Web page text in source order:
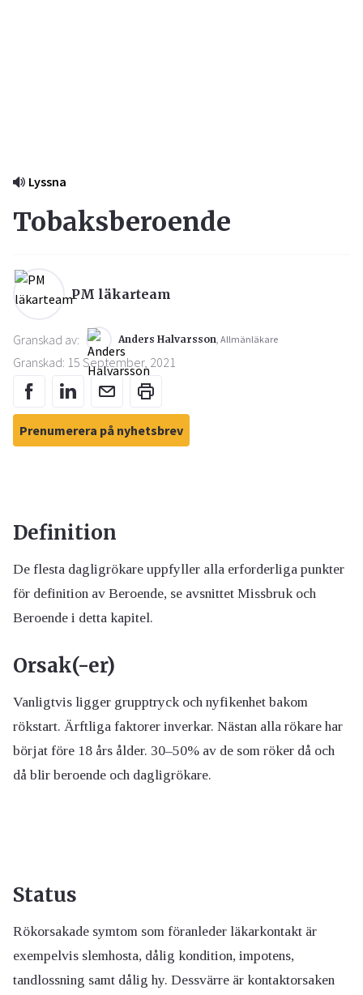
Lyssna
Tobaksberoende
PM läkarteam
Granskad av: Anders Halvarsson, Allmänläkare
Granskad: 15 September, 2021
Prenumerera på nyhetsbrev
Definition
De flesta dagligrökare uppfyller alla erforderliga punkter
för definition av Beroende, se avsnittet Missbruk och
Beroende i detta kapitel.
Orsak(-er)
Vanligtvis ligger grupptryck och nyfikenhet bakom
rökstart. Ärftliga faktorer inverkar. Nästan alla rökare har
börjat före 18 års ålder. 30–50% av de som röker då och
då blir beroende och dagligrökare.
Status
Rökorsakade symtom som föranleder läkarkontakt är
exempelvis slemhosta, dålig kondition, impotens,
tandlossning samt dålig hy. Dessvärre är kontaktorsaken